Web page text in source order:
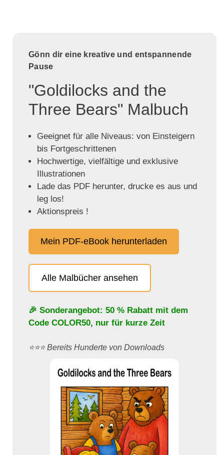
Gönn dir eine kreative und entspannende
Pause
"Goldilocks and the
Three Bears" Malbuch
Geeignet für alle Niveaus: von Einsteigern
bis Fortgeschrittenen
Hochwertige, vielfältige und exklusive
Illustrationen
Lade das PDF herunter, drucke es aus und
leg los!
Aktionspreis !
Mein PDF-eBook herunterladen
Alle Malbücher ansehen
🎉 Sonderangebot: 50 % Rabatt mit dem
Code COLOR50, nur für kurze Zeit
⭐️⭐️⭐️ Bereits Hunderte von Downloads